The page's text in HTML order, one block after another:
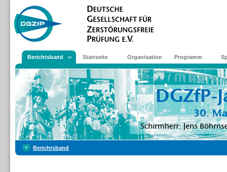
Berichtsband Startseite Organisation Programm
Berichtsband